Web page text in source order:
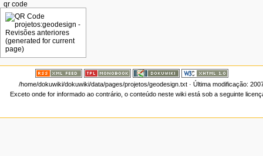
qr code
/home/dokuwiki/dokuwiki/data/pages/projetos/geodesign.txt· Última modificação:
Exceto onde for informado ao contrário, o conteúdo neste wiki está sob a seguinte